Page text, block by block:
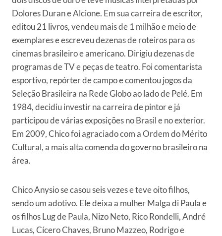
Dolores Duran e Alcione. Em sua carreira de escritor,
editou 21 livros, vendeu mais de 1 milhão e meio de
exemplares e escreveu dezenas de roteiros para os
cinemas brasileiro e americano. Dirigiu dezenas de
programas de TV e peças de teatro. Foi comentarista
esportivo, repórter de campo e comentou jogos da
Seleção Brasileira na Rede Globo ao lado de Pelé. Em
1984, decidiu investir na carreira de pintor e já
participou de várias exposições no Brasil e no exterior.
Em 2009, Chico foi agraciado com a Ordem do Mérito
Cultural, a mais alta comenda do governo brasileiro na
área.
Chico Anysio se casou seis vezes e teve oito filhos,
sendo um adotivo. Ele deixa a mulher Malga di Paula e
os filhos Lug de Paula, Nizo Neto, Rico Rondelli, André
Lucas, Cícero Chaves, Bruno Mazzeo, Rodrigo e